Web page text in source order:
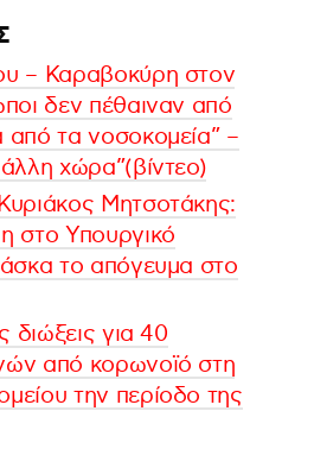
– Καραβοκύρη στον
δεν πέθαιναν από
τα νοσοκομεία” –
χώρα”(βίντεο)
Μητσοτάκης:
στο Υπουργικό
το απόγευμα στο
διώξεις για 40
από κορωνοϊό στη
την περίοδο της